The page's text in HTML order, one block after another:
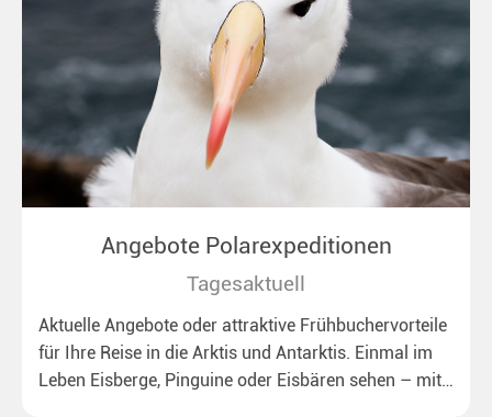
Angebote Polarexpeditionen
Tagesaktuell
Aktuelle Angebote oder attraktive Frühbuchervorteile
für Ihre Reise in die Arktis und Antarktis. Einmal im
Leben Eisberge, Pinguine oder Eisbären sehen – mit